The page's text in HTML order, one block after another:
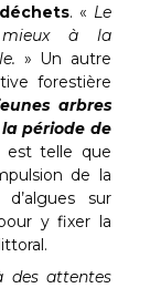
. « Le
mieux à la
» Un autre
forestière
arbres
période de
est telle que
de la
sur
y fixer la
des attentes